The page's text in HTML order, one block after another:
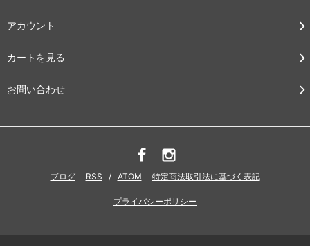
アカウント
カートを見る
お問い合わせ
ブログ RSS / ATOM 特定商法取引法に基づく表記
プライバシーポリシー